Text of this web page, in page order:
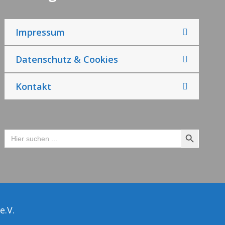
Impressum
Datenschutz & Cookies
Kontakt
Search
for:
Search Button